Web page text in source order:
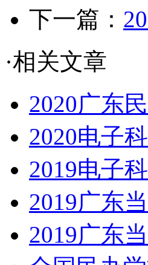
下一篇：
·相关文章
2020广东
2020电子
2019电子
2019广东
2019广东